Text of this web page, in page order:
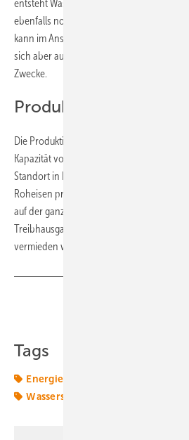
entsteht Wasser, Roheisen und etwas
ebenfalls noch im Eisenerz befindet.
kann im Anschluss in Gießereien
sich aber auch für den 3D-Druck und
Zwecke.
Produktion skalieren
Die Produktion in Arandis soll im
Kapazität von fünf Tonnen pro Stunde
Standort in Namibia aber die Produktion
Roheisen pro Jahr steigen, mit denen die
auf der ganzen Welt beliefert werden
Treibhausgasemissionen von rund 1,8
vermieden werden. (su)
Tags
Energiemarkt
Wasserstoff